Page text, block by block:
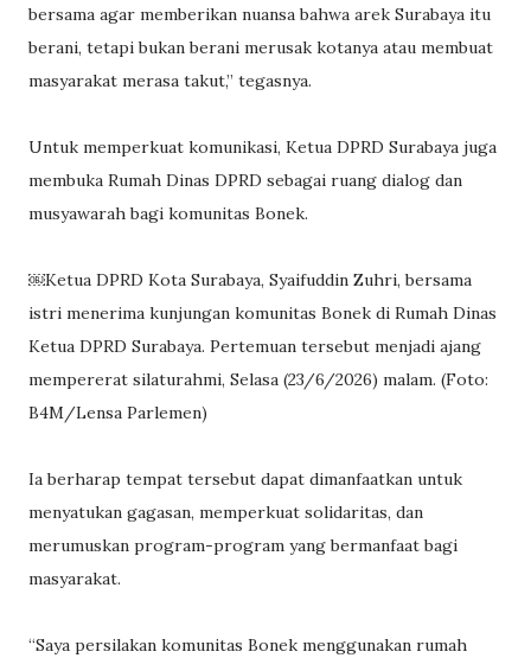
bersama agar memberikan nuansa bahwa arek Surabaya itu
berani, tetapi bukan berani merusak kotanya atau membuat
masyarakat merasa takut,” tegasnya.
Untuk memperkuat komunikasi, Ketua DPRD Surabaya juga
membuka Rumah Dinas DPRD sebagai ruang dialog dan
musyawarah bagi komunitas Bonek.
￼Ketua DPRD Kota Surabaya, Syaifuddin Zuhri, bersama
istri menerima kunjungan komunitas Bonek di Rumah Dinas
Ketua DPRD Surabaya. Pertemuan tersebut menjadi ajang
mempererat silaturahmi, Selasa (23/6/2026) malam. (Foto:
B4M/Lensa Parlemen)
Ia berharap tempat tersebut dapat dimanfaatkan untuk
menyatukan gagasan, memperkuat solidaritas, dan
merumuskan program-program yang bermanfaat bagi
masyarakat.
“Saya persilakan komunitas Bonek menggunakan rumah